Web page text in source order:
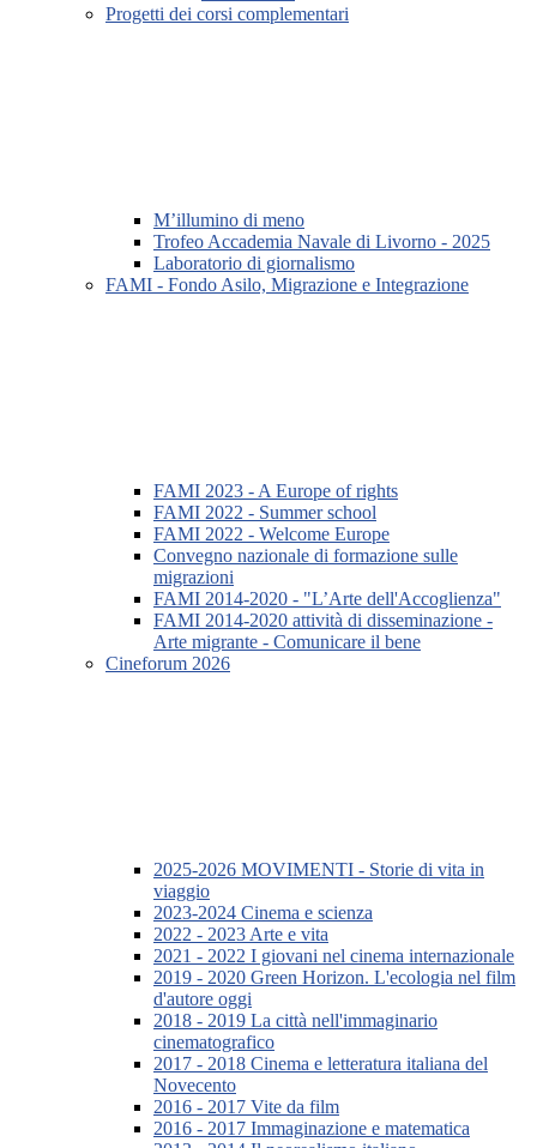
Progetti dei corsi complementari
M’illumino di meno
Trofeo Accademia Navale di Livorno - 2025
Laboratorio di giornalismo
FAMI - Fondo Asilo, Migrazione e Integrazione
FAMI 2023 - A Europe of rights
FAMI 2022 - Summer school
FAMI 2022 - Welcome Europe
Convegno nazionale di formazione sulle
migrazioni
FAMI 2014-2020 - "L’Arte dell'Accoglienza"
FAMI 2014-2020 attività di disseminazione -
Arte migrante - Comunicare il bene
Cineforum 2026
2025-2026 MOVIMENTI - Storie di vita in
viaggio
2023-2024 Cinema e scienza
2022 - 2023 Arte e vita
2021 - 2022 I giovani nel cinema internazionale
2019 - 2020 Green Horizon. L'ecologia nel film
d'autore oggi
2018 - 2019 La città nell'immaginario
cinematografico
2017 - 2018 Cinema e letteratura italiana del
Novecento
2016 - 2017 Vite da film
2016 - 2017 Immaginazione e matematica